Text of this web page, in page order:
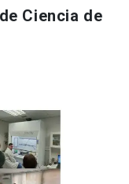
Ciencia de